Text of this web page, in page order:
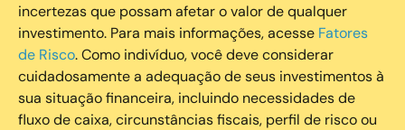
incertezas que possam afetar o valor de qualquer
investimento. Para mais informações, acesse Fatores
de Risco. Como indivíduo, você deve considerar
cuidadosamente a adequação de seus investimentos à
sua situação financeira, incluindo necessidades de
fluxo de caixa, circunstâncias fiscais, perfil de risco ou